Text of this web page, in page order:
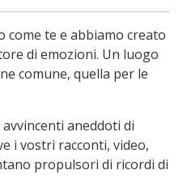
come te e abbiamo creato
di emozioni. Un luogo
comune, quella per le
aneddoti di
i vostri racconti, video,
propulsori di ricordi di